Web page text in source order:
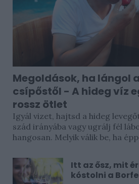
Megoldások, ha lángol
csípőstől - A hideg víz
rossz ötlet
Igyál vizet, hajtsd a hideg
szád irányába vagy ugrálj fél
hangosan. Melyik válik be, ha
Itt az ősz, mit
kóstolni a